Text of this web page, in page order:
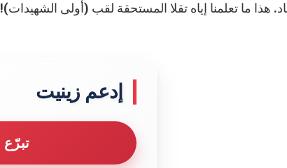
هذا ما تعلمنا إياه تقلا المستحقة لقب (أولى الشهيدات)!
إدعم زينيت
تبرّع